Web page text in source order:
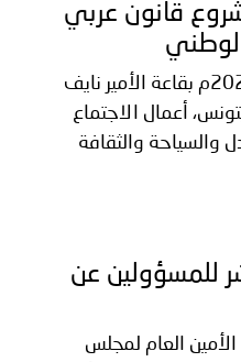
الإرهابية الحوثية على
قانون عربي
الوطني
انطلقت صباح اليوم الخميس 6 أغسطس 2026م بقاعة الأمير نايف
أعمال الاجتماع
والسياحة والثقافة
للمسؤولين عن
العام لمجلس